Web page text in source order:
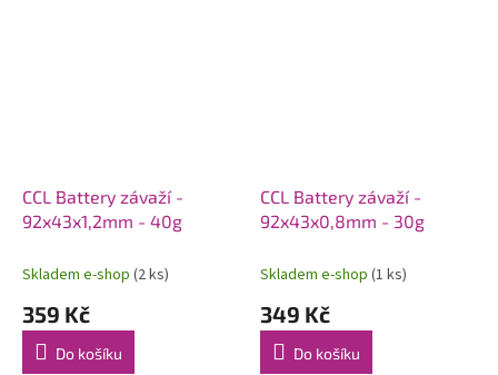
CCL Battery závaží -
92x43x1,2mm - 40g
Skladem e-shop (2 ks)
359 Kč
Do košíku
CCL Battery závaží -
92x43x0,8mm - 30g
Skladem e-shop (1 ks)
349 Kč
Do košíku